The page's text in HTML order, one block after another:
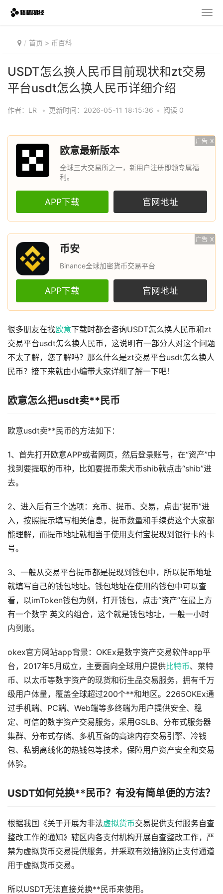
首页 > 币百科
USDT怎么换人民币目前现状和zt交易
平台usdt怎么换人民币详细介绍
作者：LR • 更新时间：2026-05-11 18:15:36 • 阅读 0
广告 X
欧意最新版本
全球三大交易所之一，新用户注册即领专属福
利。
APP下载 官网地址
广告 X
币安
Binance全球加密货币交易平台
APP下载 官网地址
很多朋友在找欧意下载时都会咨询USDT怎么换人民币和zt
交易平台usdt怎么换人民币，这说明有一部分人对这个问题
不太了解，您了解吗？那么什么是zt交易平台usdt怎么换人
民币？接下来就由小编带大家详细了解一下吧！
欧意怎么把usdt卖**民币
欧意usdt卖**民币的方法如下：
1、首先打开欧意APP或者网页，然后登录账号，在“资产”中
找到要提取的币种，比如要提币柴犬币shib就点击“shib”进
去。
2、进入后有三个选项：充币、提币、交易，点击“提币”进
入，按照提示填写相关信息，提币数量和手续费这个大家都
能理解，而提币地址就相当于使用支付宝提现到银行卡的卡
号。
3、一般从交易平台提币都是提现到钱包中，所以提币地址
就填写自己的钱包地址。钱包地址在使用的钱包中可以查
看，以imToken钱包为例，打开钱包，点击“资产”在最上方
有一个数字 英文的组合，这个就是钱包地址，一般一小时
内到账。
okex官方网站app背景：OKEx是数字资产交易软件app平
台，2017年5月成立，主要面向全球用户提供比特币、莱特
币、以太币等数字资产的现货和衍生品交易服务，拥有千万
级用户体量，覆盖全球超过200个**和地区。2265OKEx通
过手机端、PC端、Web端等多终端为用户提供安全、稳
定、可信的数字资产交易服务，采用GSLB、分布式服务器
集群、分布式存储、多机互备的高速内存交易引擎、冷钱
包、私钥离线化的热钱包等技术，保障用户资产安全和交易
体验。
USDT如何兑换**民币？有没有简单便的方法？
根据我国《关于开展为非法虚拟货币交易提供支付服务自查
整改工作的通知》辖区内各支付机构开展自查整改工作，严
禁为虚拟货币交易提供服务，并采取有效措施防止支付通道
用于虚拟货币交易。
所以USDT无法直接兑换**民币来使用。